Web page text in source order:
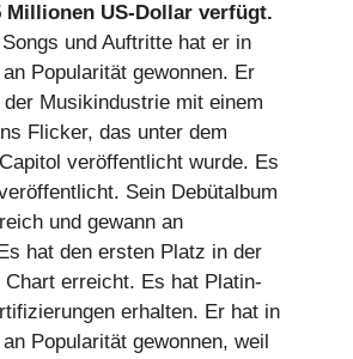
Millionen US-Dollar verfügt.
und Auftritte hat er in
Popularität gewonnen. Er
Musikindustrie mit einem
Flicker, das unter dem
veröffentlicht wurde. Es
Sein Debütalbum
und gewann an
hat den ersten Platz in der
Chart erreicht. Es hat Platin-
erhalten. Er hat in
Popularität gewonnen, weil